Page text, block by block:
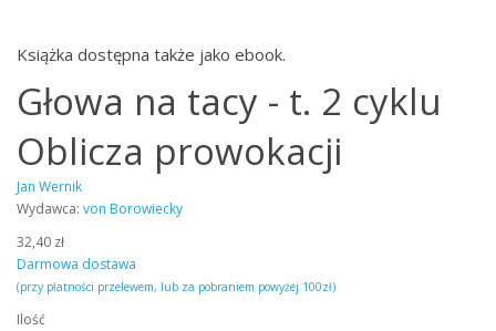
Książka dostępna także jako ebook.
Głowa na tacy - t. 2 cyklu
Oblicza prowokacji
Jan Wernik
Wydawca: von Borowiecky
32,40 zł
Darmowa dostawa
(przy płatności przelewem, lub za pobraniem powyżej 100zł)
Ilość